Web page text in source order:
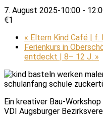
7. August 2025-10:00 -
€1
« Eltern Kind Café | f.
Ferienkurs in
entdeckt | 8– 12 J. »
Ein kreativer Bau-
VDI Augsburger